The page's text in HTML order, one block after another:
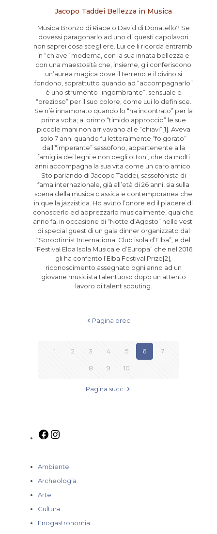
Jacopo Taddei Bellezza in Musica
Musica Bronzo di Riace o David di Donatello? Se
dovessi paragonarlo ad uno di questi capolavori
non saprei cosa scegliere. Lui ce li ricorda entrambi
in “chiave” moderna, con la sua innata bellezza e
con una maestosità che, insieme, gli conferiscono
un’aurea magica dove il terreno e il divino si
fondono, soprattutto quando ad “accompagnarlo”
è uno strumento “ingombrante”, sensuale e
“prezioso” per il suo colore, come Lui lo definisce.
Se n’è innamorato quando lo “ha incontrato” per la
prima volta; al primo “timido approccio” le sue
piccole mani non arrivavano alle “chiavi”[1]. Aveva
solo 7 anni quando fu letteralmente “folgorato”
dall’“imperante” sassofono, appartenente alla
famiglia dei legni e non degli ottoni, che da molti
anni accompagna la sua vita come un caro amico.
Sto parlando di Jacopo Taddei, sassofonista di
fama internazionale, già all’età di 26 anni, sia sulla
scena della musica classica e contemporanea che
in quella jazzistica. Ho avuto l’onore ed il piacere di
conoscerlo ed apprezzarlo musicalmente, qualche
anno fa, in occasione di “Notte d’Agosto” nelle vesti
di special guest di un gala dinner organizzato dal
“Soroptimist International Club isola d’Elba”, e del
“Festival Elba Isola Musicale d’Europa” che nel 2016
gli ha conferito l’Elba Festival Prize[2],
riconoscimento assegnato ogni anno ad un
giovane musicista talentuoso dopo un attento
lavoro di talent scouting.
Pagina prec.
1 2 3 4 5 6 7
8 9 10
Pagina succ.
Ambiente
Archeologia
Arte
Cultura
Enogastronomia